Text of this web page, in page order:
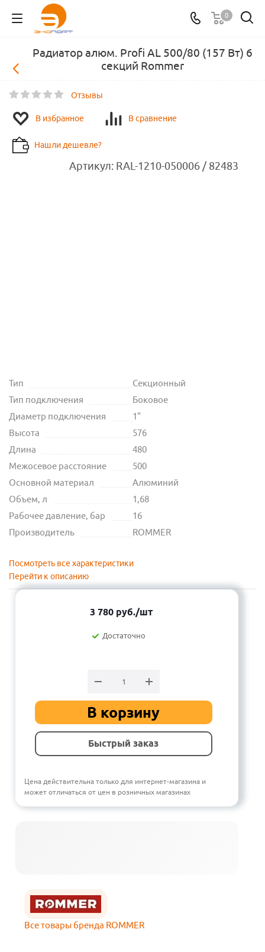
0
Радиатор алюм. Profi AL 500/80 (157 Вт) 6
секций Rommer
Отзывы
В избранное В сравнение
Нашли дешевле?
Артикул: RAL-1210-050006 / 82483
Тип
Секционный
Тип подключения
Боковое
Диаметр подключения
1"
Высота
576
Длина
480
Межосевое расстояние
500
Основной материал
Алюминий
Объем, л
1,68
Рабочее давление, бар
16
Производитель
ROMMER
Посмотреть все характеристики
Перейти к описанию
3 780руб./шт
Достаточно
В корзину
Быстрый заказ
Цена действительна только для интернет-магазина и
может отличаться от цен в розничных магазинах
Все товары бренда ROMMER